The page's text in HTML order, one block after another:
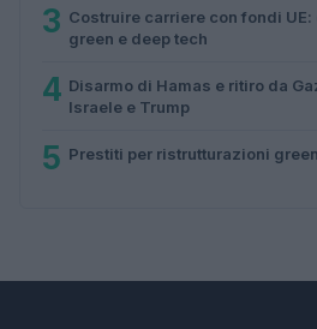
3 Costruire carriere con fondi
green e deep tech
4 Disarmo di Hamas e ritiro da
Israele e Trump
5 Prestiti per ristrutturazioni